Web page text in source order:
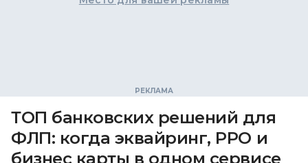
ТОП банковских решений для
ФЛП: когда эквайринг, РРО и
бизнес карты в одном сервисе